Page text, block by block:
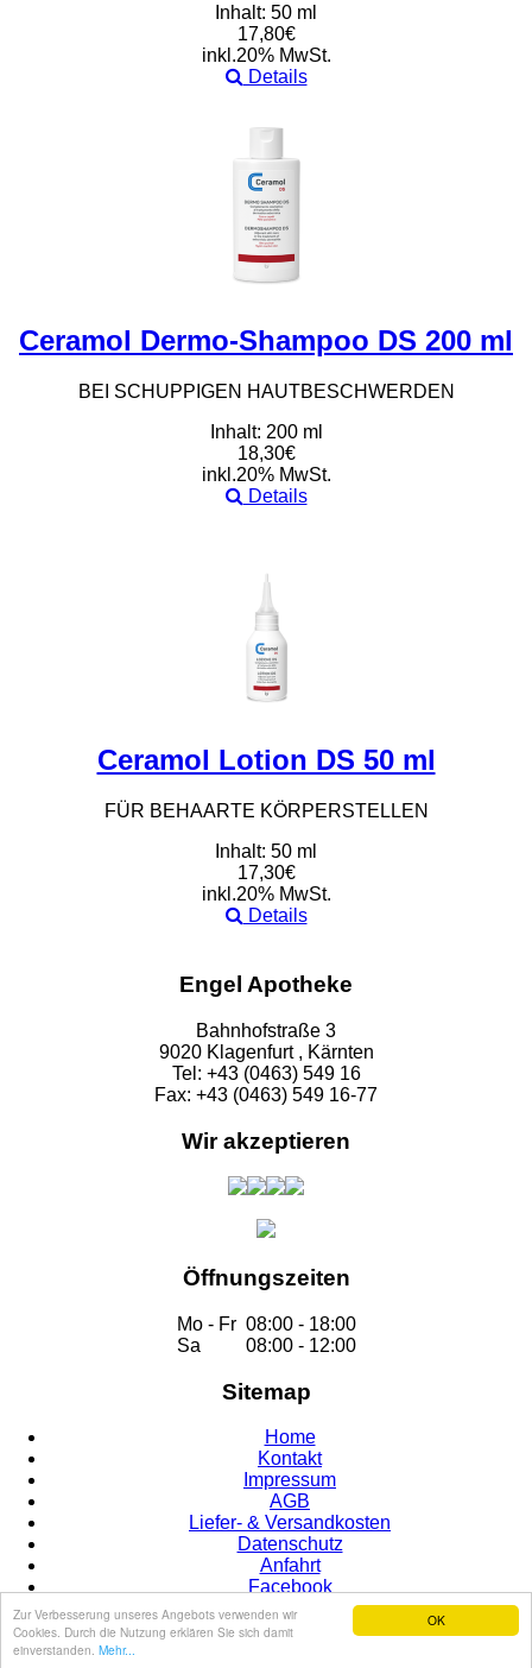
OK
Zur Verbesserung unseres Angebots verwenden wir
Cookies. Durch die Nutzung erklären Sie sich damit
einverstanden. Mehr...
Inhalt: 50 ml
17,80€
inkl.20% MwSt.
Details
Ceramol Dermo-Shampoo DS 200 ml
BEI SCHUPPIGEN HAUTBESCHWERDEN
Inhalt: 200 ml
18,30€
inkl.20% MwSt.
Details
Ceramol Lotion DS 50 ml
FÜR BEHAARTE KÖRPERSTELLEN
Inhalt: 50 ml
17,30€
inkl.20% MwSt.
Details
Engel Apotheke
Bahnhofstraße 3
9020 Klagenfurt , Kärnten
Tel: +43 (0463) 549 16
Fax: +43 (0463) 549 16-77
Wir akzeptieren
Öffnungszeiten
Mo - Fr 08:00 - 18:00
Sa
08:00 - 12:00
Sitemap
Home
Kontakt
Impressum
AGB
Liefer- & Versandkosten
Datenschutz
Anfahrt
Facebook
© 2015